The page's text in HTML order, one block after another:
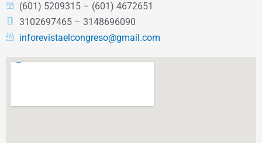
(601) 5209315 – (601) 4672651
3102697465 – 3148696090
inforevistaelcongreso@gmail.com